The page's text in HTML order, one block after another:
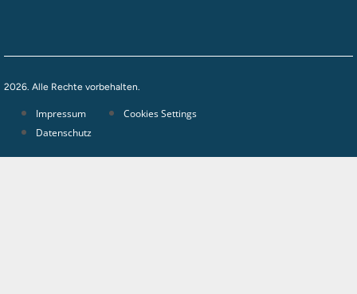
2026. Alle Rechte vorbehalten.
Impressum
Datenschutz
Cookies Settings